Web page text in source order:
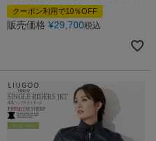
クーポン利用で10％OFF
販売価格 ¥29,700税込